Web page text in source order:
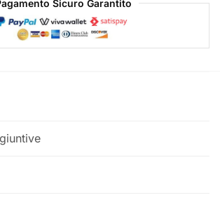
Sicuro Garantito